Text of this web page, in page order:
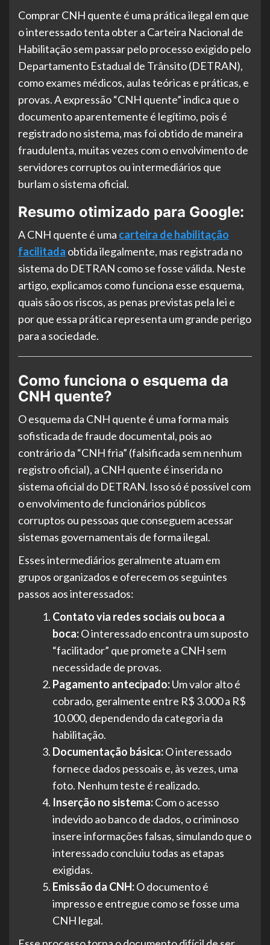
Comprar CNH quente é uma prática ilegal em que
o interessado tenta obter a Carteira Nacional de
Habilitação sem passar pelo processo exigido pelo
Departamento Estadual de Trânsito (DETRAN),
como exames médicos, aulas teóricas e práticas, e
provas. A expressão “CNH quente” indica que o
documento aparentemente é legítimo, pois é
registrado no sistema, mas foi obtido de maneira
fraudulenta, muitas vezes com o envolvimento de
servidores corruptos ou intermediários que
burlam o sistema oficial.
Resumo otimizado para Google:
A CNH quente é uma carteira de habilitação
facilitada obtida ilegalmente, mas registrada no
sistema do DETRAN como se fosse válida. Neste
artigo, explicamos como funciona esse esquema,
quais são os riscos, as penas previstas pela lei e
por que essa prática representa um grande perigo
para a sociedade.
Como funciona o esquema da
CNH quente?
O esquema da CNH quente é uma forma mais
sofisticada de fraude documental, pois ao
contrário da “CNH fria” (falsificada sem nenhum
registro oficial), a CNH quente é inserida no
sistema oficial do DETRAN. Isso só é possível com
o envolvimento de funcionários públicos
corruptos ou pessoas que conseguem acessar
sistemas governamentais de forma ilegal.
Esses intermediários geralmente atuam em
grupos organizados e oferecem os seguintes
passos aos interessados:
Contato via redes sociais ou boca a
boca:O interessado encontra um suposto
“facilitador” que promete a CNH sem
necessidade de provas.
Pagamento antecipado:Um valor alto é
cobrado, geralmente entre R$ 3.000 a R$
10.000, dependendo da categoria da
habilitação.
Documentação básica:O interessado
fornece dados pessoais e, às vezes, uma
foto. Nenhum teste é realizado.
Inserção no sistema:Com o acesso
indevido ao banco de dados, o criminoso
insere informações falsas, simulando que o
interessado concluiu todas as etapas
exigidas.
Emissão da CNH:O documento é
impresso e entregue como se fosse uma
CNH legal.